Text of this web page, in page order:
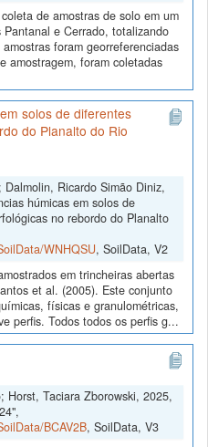
de amostras de solo em um
e Cerrado, totalizando
foram georreferenciadas
amostragem, foram coletadas
solos de diferentes
do Planalto do Rio
Ricardo Simão Diniz,
húmicas em solos de
no rebordo do Planalto
WNHQSU, SoilData, V2
em trincheiras abertas
et al. (2005). Este conjunto
físicas e granulométricas,
perfis. Todos todos os perfis g...
Horst, Taciara Zborowski, 2025,
BCAV2B, SoilData, V3